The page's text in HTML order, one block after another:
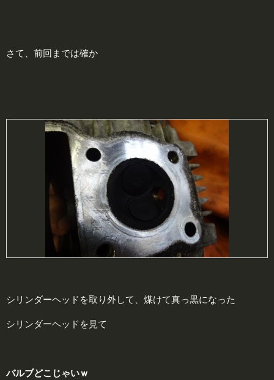
さて、前回までは確か
シリンダーヘッドを取り外して、煤けて真っ黒になった
シリンダーヘッドを見て
バルブどこじゃいｗ